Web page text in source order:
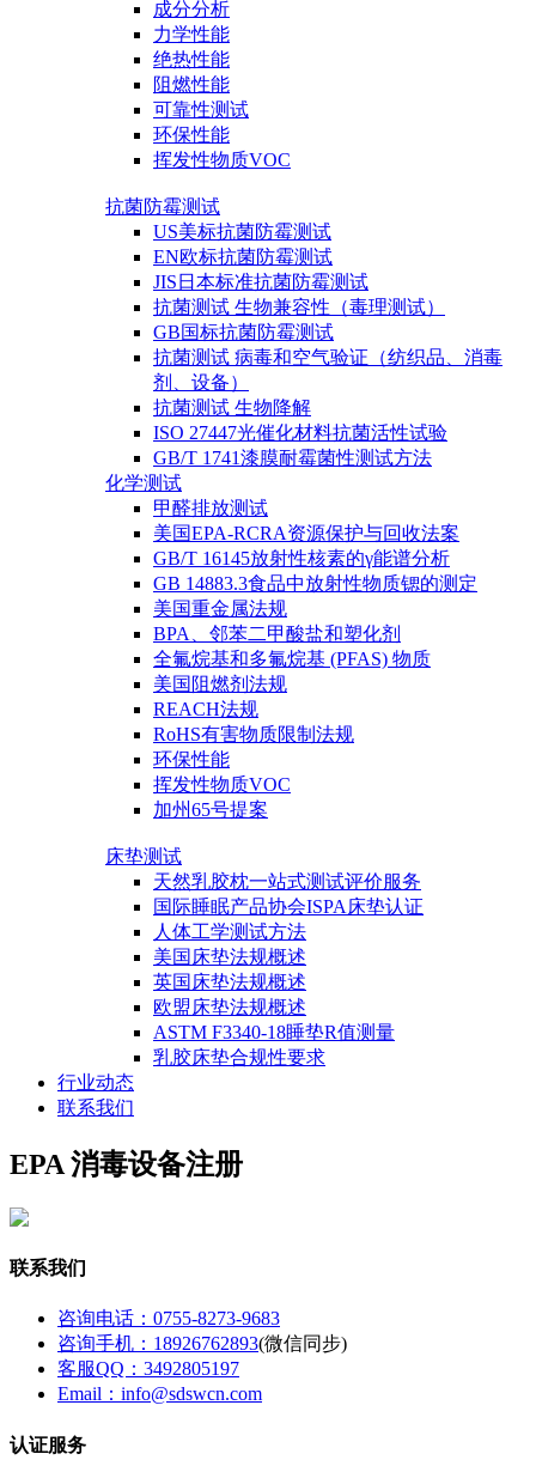
成分分析
力学性能
绝热性能
阻燃性能
可靠性测试
环保性能
挥发性物质VOC
抗菌防霉测试
US美标抗菌防霉测试
EN欧标抗菌防霉测试
JIS日本标准抗菌防霉测试
抗菌测试 生物兼容性（毒理测试）
GB国标抗菌防霉测试
抗菌测试 病毒和空气验证（纺织品、消毒
剂、设备）
抗菌测试 生物降解
ISO 27447光催化材料抗菌活性试验
GB/T 1741漆膜耐霉菌性测试方法
化学测试
甲醛排放测试
美国EPA-RCRA资源保护与回收法案
GB/T 16145放射性核素的γ能谱分析
GB 14883.3食品中放射性物质锶的测定
美国重金属法规
BPA、邻苯二甲酸盐和塑化剂
全氟烷基和多氟烷基 (PFAS) 物质
美国阻燃剂法规
REACH法规
RoHS有害物质限制法规
环保性能
挥发性物质VOC
加州65号提案
床垫测试
天然乳胶枕一站式测试评价服务
国际睡眠产品协会ISPA床垫认证
人体工学测试方法
美国床垫法规概述
英国床垫法规概述
欧盟床垫法规概述
ASTM F3340-18睡垫R值测量
乳胶床垫合规性要求
行业动态
联系我们
EPA 消毒设备注册
联系我们
咨询电话：0755-8273-9683
咨询手机：18926762893(微信同步)
客服QQ：3492805197
Email：info@sdswcn.com
认证服务